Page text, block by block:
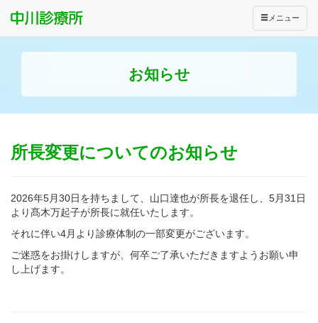
メニュー
お知らせ
所長変更についてのお知らせ
2026年5月30日を持ちまして、山口達也が所長を退任し、5月31日
より髙木万起子が所長に就任いたします。
それに伴い4月より診療体制の一部変更がございます。
ご迷惑をお掛けしますが、何卒ご了承いただきますようお願い申
し上げます。